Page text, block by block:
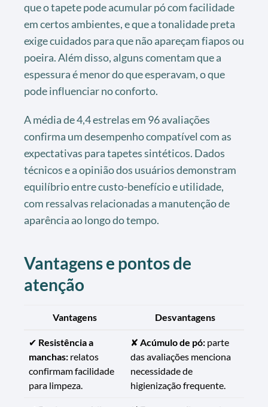
que o tapete pode acumular pó com facilidade
em certos ambientes, e que a tonalidade preta
exige cuidados para que não apareçam fiapos ou
poeira. Além disso, alguns comentam que a
espessura é menor do que esperavam, o que
pode influenciar no conforto.
A média de 4,4 estrelas em 96 avaliações
confirma um desempenho compatível com as
expectativas para tapetes sintéticos. Dados
técnicos e a opinião dos usuários demonstram
equilíbrio entre custo-benefício e utilidade,
com ressalvas relacionadas a manutenção de
aparência ao longo do tempo.
Vantagens e pontos de
atenção
Vantagens Desvantagens
✔ Resistência a
manchas: relatos
confirmam facilidade
para limpeza.
✘ Acúmulo de pó: parte
das avaliações menciona
necessidade de
higienização frequente.